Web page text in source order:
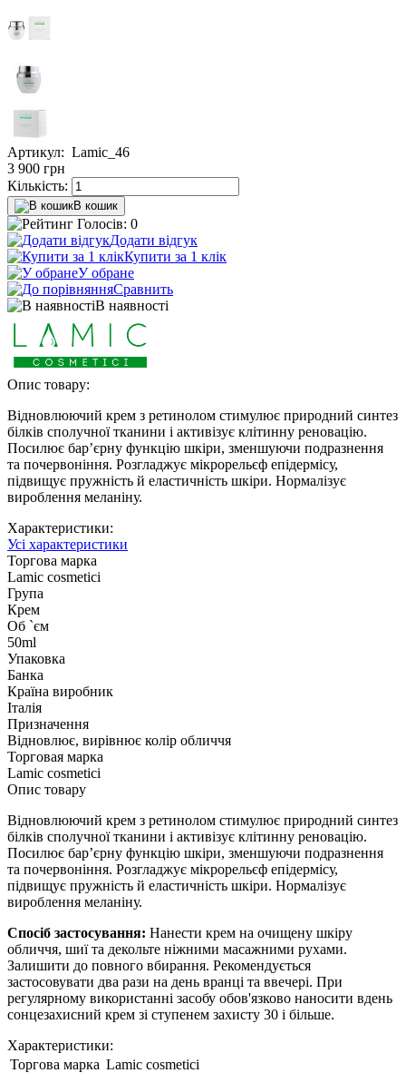
Артикул: Lamic_46
3 900 грн
Кількість:
В кошик
Голосів: 0
Додати відгук
Купити за 1 клiк
У обране
Сравнить
В наявності
Опис товару:
Відновлюючий крем з ретинолом стимулює природний синтез
білків сполучної тканини і активізує клітинну реновацію.
Посилює бар’єрну функцію шкіри, зменшуючи подразнення
та почервоніння. Розгладжує мікрорельєф епідермісу,
підвищує пружність й еластичність шкіри. Нормалізує
вироблення меланіну.
Характеристики:
Усі характеристики
Торгова марка
Lamic cosmetici
Група
Крем
Об `єм
50ml
Упаковка
Банка
Країна виробник
Італія
Призначення
Відновлює, вирівнює колір обличчя
Торговая марка
Lamic cosmetici
Опис товару
Відновлюючий крем з ретинолом стимулює природний синтез
білків сполучної тканини і активізує клітинну реновацію.
Посилює бар’єрну функцію шкіри, зменшуючи подразнення
та почервоніння. Розгладжує мікрорельєф епідермісу,
підвищує пружність й еластичність шкіри. Нормалізує
вироблення меланіну.
Спосіб застосування: Нанести крем на очищену шкіру
обличчя, шиї та декольте ніжними масажними рухами.
Залишити до повного вбирання. Рекомендується
застосовувати два рази на день вранці та ввечері. При
регулярному використанні засобу обов'язково наносити вдень
сонцезахисний крем зі ступенем захисту 30 і більше.
Характеристики:
Торгова марка Lamic cosmetici